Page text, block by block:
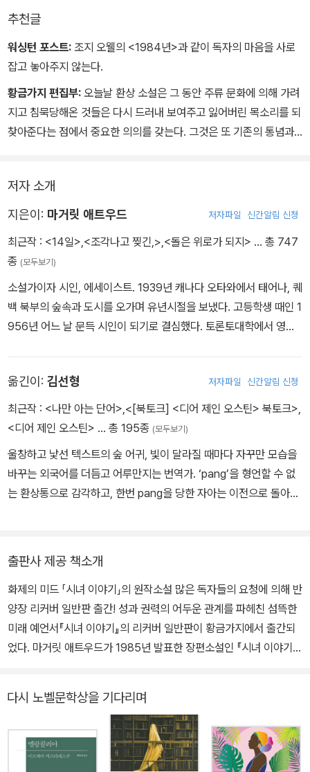
그러자 기분이 좀 나아진다.
내버려두냐고? 오히려 나서서 권장한다. 야, 자기네들끼리 여기를 뭐
라고 부르는 줄 알아? ‘이세벨의 집‘이래. 아주머니들이 보기에우리
는 어차피 저주받은 존재니까 아예 포기하고 우리가 무슨 죄악을 저
지르건 상관도 안 해, 사령관들도 우리가 여가 시간에 하는 일에 대해
서는 신경 안 쓰고, 오히려 여자들이 여자들을 깔고 누운 풍경은 자극
˝과거에는 실제의 ‘구제‘에 앞서 죄수들이 기소된 범죄의 자세한내역
을 설명하는 절차가 있었습니다. 하지만 우리는 그렇게 공공연한 설
명을 하면, 특히 TV로 방영할 경우에 예외 없이 모방범죄가폭발적으
로 증가한다는 사실을 알게 되었습니다. 그리하여 우리는이러한 절차
를 생략하는 것이 모두를 위해 최선의 일이라고 결론 내렸습니
모두들 한꺼번에 웅성웅성 소리를 낸다. 다른 사람들의 범죄는우리들
끼리의 은밀한 언어였다. 그 내역을 통해 우리는 우리 자신이 어떤 것
었다. 하지만 박수갈채를 만끽하고 있는 듯 눈을 깜박거리며 미소
를 짓고 있는 리디아 아주머니의 얼굴만 봐서는 절대 알 수 없을 것이
다. 이제 우리는 전부 머리로 다 상상해 내야 한다. 각자 알아서 추정
해야만 한다. 첫 번째 여자, 그들이 지금 의자
추천글
워싱턴 포스트: 조지 오웰의 <1984년>과 같이 독자의 마음을 사로
잡고 놓아주지 않는다.
황금가지 편집부: 오늘날 환상 소설은 그 동안 주류 문화에 의해 가려
지고 침묵당해온 것들은 다시 드러내 보여주고 잃어버린 목소리를 되
찾아준다는 점에서 중요한 의의를 갖는다. 그것은 또 기존의 통념과
<환상>은 문학과 인생 모두에게 없어서는 안 되는 필수불가결한 요
다. <환상>은 리얼리티와 더불어 우주의 근간을 이루고 있는 중요한
두 핵심 요소 중 하나이기 때문이다. 사실 꿈과 환상이 배제된 인생이
란 얼마나 삭막할 것인가?
우리는 그러한 환상의 중요성을 배제하고 무시해 온 종래의 문학관에
요한 것이라면, 환상 소설은 분명 새로운 문학적 주제-즉 새로운 작가
와 독자-를 탄생시킬 것이다. 이제 관습의 벽에 갇혀있기를 거부하는
새로운 작가들과 독자들은 환상 소설을 통해 그 동안 닫혀 있었던 소
저자 소개
지은이: 마거릿 애트우드 저자파일 신간알림 신청
최근작 : <14일>,<조각나고 찢긴,>,<돌은 위로가 되지> … 총 747
종 (모두보기)
소설가이자 시인, 에세이스트. 1939년 캐나다 오타와에서 태어나, 퀘
백 북부의 숲속과 도시를 오가며 유년시절을 보냈다. 고등학생 때인 1
956년 어느 날 문득 시인이 되기로 결심했다. 토론토대학에서 영문
나다연방총독상을 수상했다. 그 후 꾸준히 시를 발표해 열다섯 권이
넘는 시집을 펴냈다. 대표적인 소설로는 《시녀 이야기》(1985), 《그
레이스》(1996), 《눈먼 암살자》(2000), 《증언들》(2019) 등이 있
EN협회평생공로상 등을 받았다.
옮긴이: 김선형 저자파일 신간알림 신청
최근작 : <나만 아는 단어>,<[북토크] <디어 제인 오스틴> 북토크>,
<디어 제인 오스틴> … 총 195종 (모두보기)
울창하고 낯선 텍스트의 숲 어귀, 빛이 달라질 때마다 자꾸만 모습을
바꾸는 외국어를 더듬고 어루만지는 번역가. ‘pang’을 형언할 수 없
는 환상통으로 감각하고, 한번 pang을 당한 자아는 이전으로 돌아갈
던 의미를 급작스럽게 드러낸 단어로는 ‘Bless’가 있다. 축복의 빛깔
은 무얼까? 무구한 폭포수의 물방울도, 함부로 바다에 엎질러진 유독
한 유막도, 특별한 빛이 비추는 어느 순간에는 ‘iridescent’하다고 말
하고 싶다. 허구 속의 타자가 자신의 거울이 되었을 때 터져 나오는 진
짜 감정, 우리가 닿을 수 있는 유일한 빛. 그게 내가 아는 ‘reflectio
《사악한 목소리》, 《오만과 편견》 등이 있다.
출판사 제공 책소개
화제의 미드 「시녀 이야기」의 원작소설 많은 독자들의 요청에 의해 반
양장 리커버 일반판 출간! 성과 권력의 어두운 관계를 파헤친 섬뜩한
미래 예언서『시녀 이야기』의 리커버 일반판이 황금가지에서 출간되
었다. 마거릿 애트우드가 1985년 발표한 장편소설인 『시녀 이야기』
급부상시켰다. 발표 당시 이 소설은 여성을 오직 자궁이라는 생식 기
관을 가진 도구로만 본다는 설정 때문에 큰 충격을 불러일으켰으며,
출간한 지 30년이 되어가는 오늘날에 와서는 성과 가부장적 권력의
어두운 이면을 파헤친, 작가의 예리한 통찰력으로 인해 시대를 뛰어
다시 노벨문학상을 기다리며